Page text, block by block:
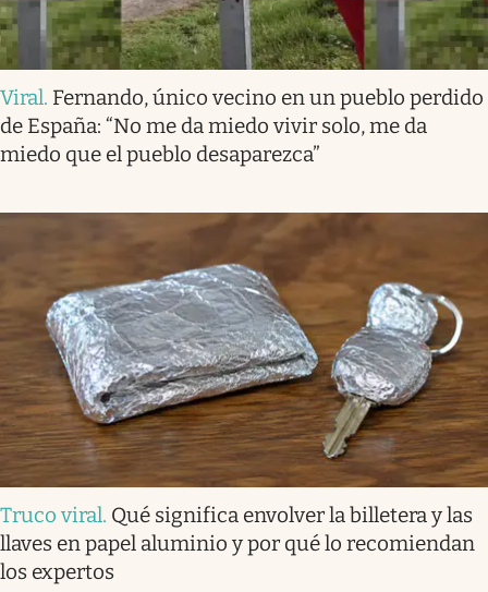
Viral. Fernando, único vecino en un pueblo perdido
de España: “No me da miedo vivir solo, me da
miedo que el pueblo desaparezca”
Truco viral. Qué significa envolver la billetera y las
llaves en papel aluminio y por qué lo recomiendan
los expertos